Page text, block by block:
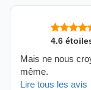
4.6
Mais ne nous
même.
Lire tous les avis